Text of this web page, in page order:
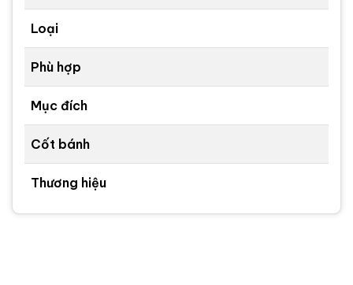
Loại
Phù hợp
Mục đích
Cốt bánh
Thương hiệu